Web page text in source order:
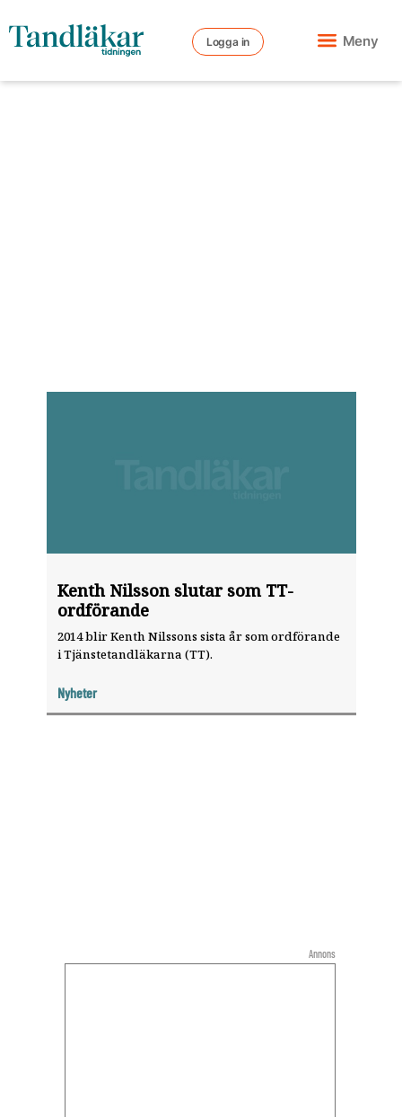
Logga in Meny
Kenth Nilsson slutar som TT-
ordförande
2014 blir Kenth Nilssons sista år som ordförande
i Tjänstetandläkarna (TT).
Nyheter
Annons